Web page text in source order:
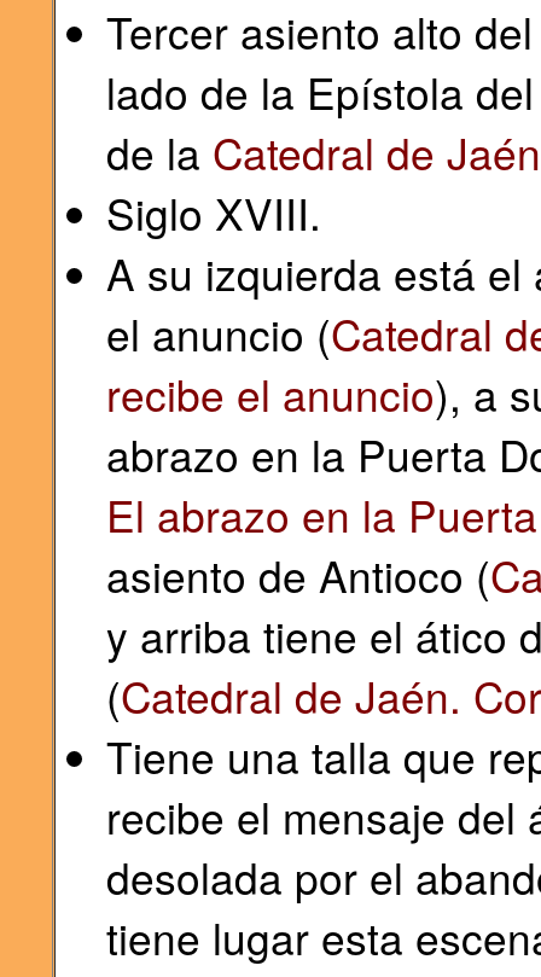
Tercer asiento alto
lado de la Epístola
de la Catedral de Jaén
Siglo XVIII.
A su izquierda está
el anuncio (Catedral
recibe el anuncio), a
abrazo en la Puerta
El abrazo en la
asiento de Antioco (
y arriba tiene el ático
(Catedral de Jaén.
Tiene una talla que
recibe el mensaje del
desolada por el
tiene lugar esta